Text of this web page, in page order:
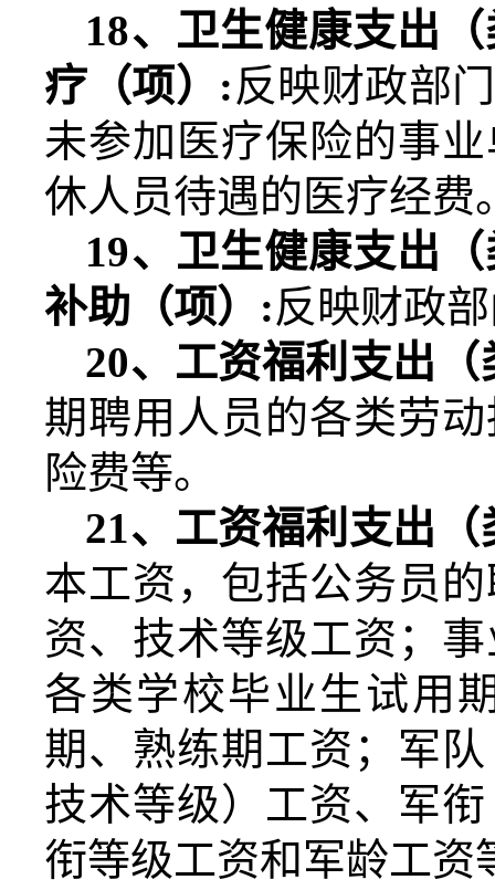
18、卫生健康支出
疗（项） :反映财政部
未参加医疗保险的事
休人员待遇的医疗经费
19、卫生健康支出
补助（项） :反映财政
20、工资福利支出（
期聘用人员的各类劳
险费等。
21、工资福利支出
本工资，包括公务员
资、技术等级工资；
各类学校毕业生试用
期、熟练期工资；军
技术等级）工资、军
衔等级工资和军龄工资